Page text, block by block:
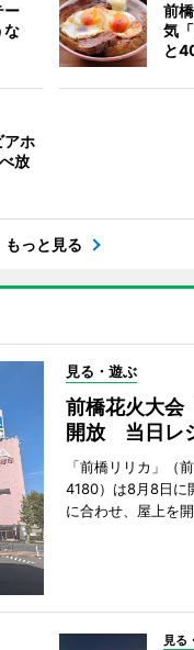
ー
前
気
と
アホ
放
もっと見る
見る・遊ぶ
前橋花火大会
開放 当日レ
「前橋リリカ」（
4180）は8月8日に
に合わせ、屋上を開
見る